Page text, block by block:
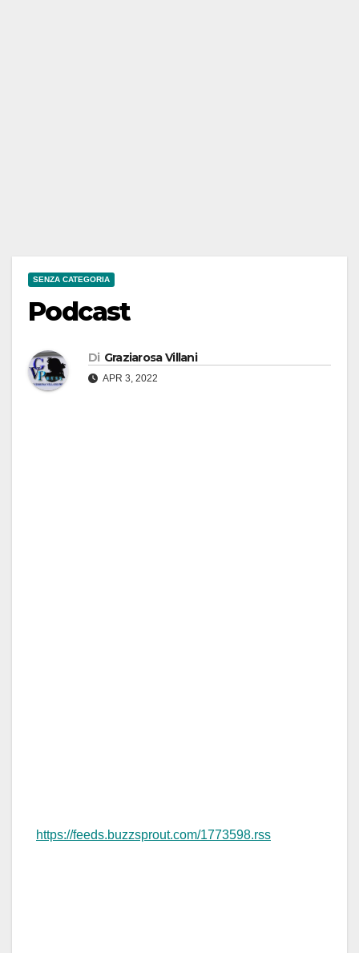
SENZA CATEGORIA
Podcast
Di Graziarosa Villani
APR 3, 2022
https://feeds.buzzsprout.com/1773598.rss